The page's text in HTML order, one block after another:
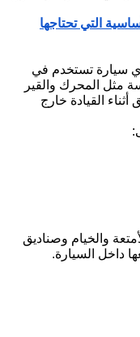
التي تحتاجها
سيارة تستخدم في
مثل المحرك والقير
القيادة خارج
والخيام وصناديق
داخل السيارة.